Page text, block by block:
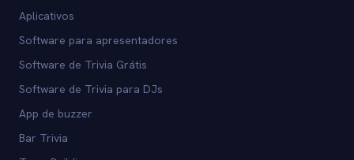
Aplicativos
Software para apresentadores
Software de Trivia Grátis
Software de Trivia para DJs
App de buzzer
Bar Trivia